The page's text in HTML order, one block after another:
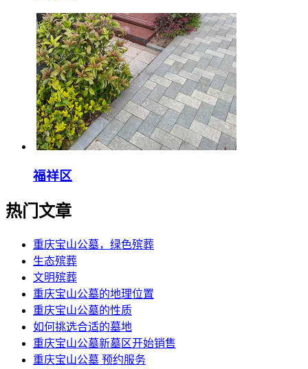
福祥区
热门文章
重庆宝山公墓，绿色殡葬
生态殡葬
文明殡葬
重庆宝山公墓的地理位置
重庆宝山公墓的性质
如何挑选合适的墓地
重庆宝山公墓新墓区开始销售
重庆宝山公墓 预约服务